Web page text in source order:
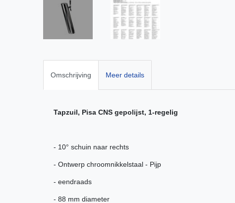
Omschrijving Meer details
Tapzuil, Pisa CNS gepolijst, 1-regelig
- 10° schuin naar rechts
- Ontwerp chroomnikkelstaal - Pijp
- eendraads
- 88 mm diameter